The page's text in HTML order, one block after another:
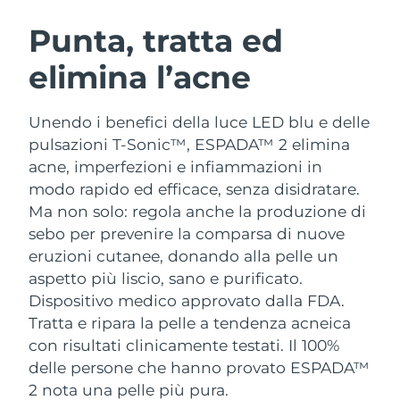
Punta, tratta ed
elimina l’acne
Unendo i benefici della luce LED blu e delle
pulsazioni T-Sonic™, ESPADA™ 2 elimina
acne, imperfezioni e infiammazioni in
modo rapido ed efficace, senza disidratare.
Ma non solo: regola anche la produzione di
sebo per prevenire la comparsa di nuove
eruzioni cutanee, donando alla pelle un
aspetto più liscio, sano e purificato.
Dispositivo medico approvato dalla FDA.
Tratta e ripara la pelle a tendenza acneica
con risultati clinicamente testati. Il 100%
delle persone che hanno provato ESPADA™
2 nota una pelle più pura.
LUNA™ 4 pacchetto
Anti-aging massage
LUNA™ 4 Plus
Massage, LED heating
LUNA™ 4 Men
For men, anti-aging massage
BEAR™ 2 pacchetto
Microcurrent toning
BEAR™ 2 go
Microcurrent toning on-the-go
BEAR™ 2 eyes & lips
Microcurrent line smoothing device
Idratazione
UFO™ 3 pacchetto
Deep facial hydration
UFO™ 3 LED
Near-infrared and red light therapy
device
Igiene orale
issa™ 4
Hybrid silicone sonic toothbrush
issa™ 4 plus
Smart hybrid silicone sonic toothbrush
TRATTAMENTI ANTI-AGE FAQ™
Anti-age Trattamenti LED
NEW
Austria Consegna stimata
Bahrein Consegna stimata
Belgio
Bermuda Consegna stimata 15/08/26
Bosnia ed
Erzegovina
Consegna stimata 12/08/26
Brunei Consegna stimata14/08/26
Bulgaria Consegna stimata09/08/26
Canada Consegna stimata13/08/26
Cile